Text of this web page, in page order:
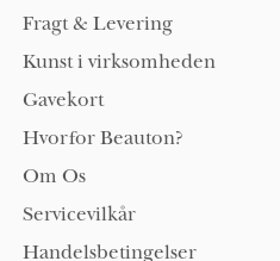
Fragt & Levering
Kunst i virksomheden
Gavekort
Hvorfor Beauton?
Om Os
Servicevilkår
Handelsbetingelser